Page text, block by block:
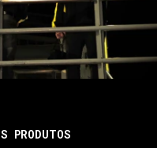
PRODUTOS